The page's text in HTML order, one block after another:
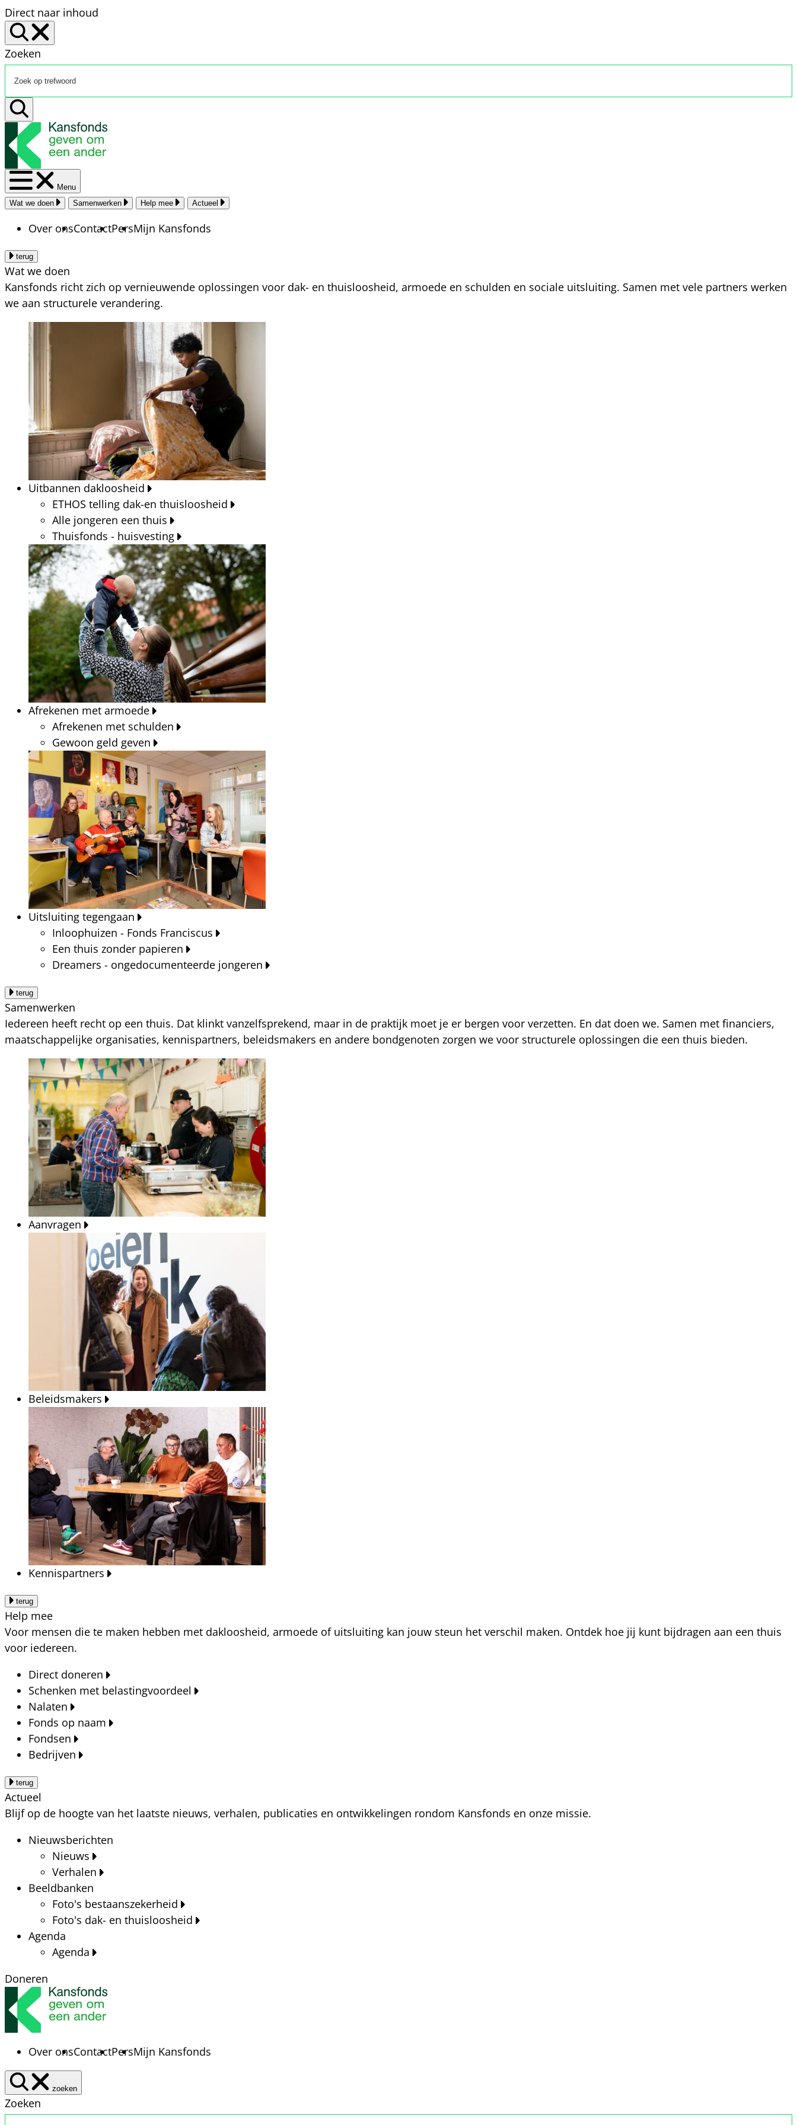
Direct naar inhoud
Zoeken
Menu
Wat we doen
Samenwerken Help mee Actueel
Over onsContactPersMijn Kansfonds
terug
Wat we doen
Kansfonds richt zich op vernieuwende oplossingen voor dak- en thuisloosheid, armoede en schulden en sociale uitsluiting. Samen met vele partners werken
we aan structurele verandering.
Uitbannen dakloosheid
ETHOS telling dak-en thuisloosheid
Alle jongeren een thuis
Thuisfonds - huisvesting
Afrekenen met armoede
Afrekenen met schulden
Gewoon geld geven
Uitsluiting tegengaan
Inloophuizen - Fonds Franciscus
Een thuis zonder papieren
Dreamers - ongedocumenteerde jongeren
terug
Samenwerken
Iedereen heeft recht op een thuis. Dat klinkt vanzelfsprekend, maar in de praktijk moet je er bergen voor verzetten. En dat doen we. Samen met financiers,
maatschappelijke organisaties, kennispartners, beleidsmakers en andere bondgenoten zorgen we voor structurele oplossingen die een thuis bieden.
Aanvragen
Beleidsmakers
Kennispartners
terug
Help mee
Voor mensen die te maken hebben met dakloosheid, armoede of uitsluiting kan jouw steun het verschil maken. Ontdek hoe jij kunt bijdragen aan een thuis
voor iedereen.
Direct doneren
Schenken met belastingvoordeel
Nalaten
Fonds op naam
Fondsen
Bedrijven
terug
Actueel
Blijf op de hoogte van het laatste nieuws, verhalen, publicaties en ontwikkelingen rondom Kansfonds en onze missie.
Nieuwsberichten
Nieuws
Verhalen
Beeldbanken
Foto's bestaanszekerheid
Foto's dak- en thuisloosheid
Agenda
Agenda
Doneren
Over onsContactPersMijn Kansfonds
zoeken
Zoeken